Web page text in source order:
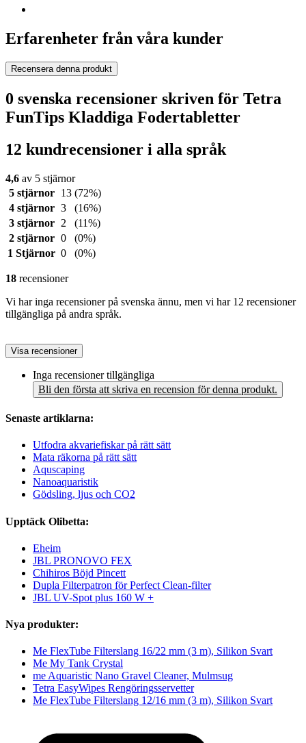
Erfarenheter från våra kunder
Recensera denna produkt
0 svenska recensioner skriven för Tetra
FunTips Kladdiga Fodertabletter
12 kundrecensioner i alla språk
4,6 av 5 stjärnor
5 stjärnor
13 (72%)
4 stjärnor 3
(16%)
3 stjärnor
2
(11%)
2 stjärnor 0
(0%)
1 Stjärnor 0 (0%)
18 recensioner
Vi har inga recensioner på svenska ännu, men vi har 12 recensioner
tillgängliga på andra språk.
Visa recensioner
Inga recensioner tillgängliga
Bli den första att skriva en recension för denna produkt.
Senaste artiklarna:
Utfodra akvariefiskar på rätt sätt
Mata räkorna på rätt sätt
Aquscaping
Nanoaquaristik
Gödsling, ljus och CO2
Upptäck Olibetta:
Eheim
JBL PRONOVO FEX
Chihiros Böjd Pincett
Dupla Filterpatron för Perfect Clean-filter
JBL UV-Spot plus 160 W +
Nya produkter:
Me FlexTube Filterslang 16/22 mm (3 m), Silikon Svart
Me My Tank Crystal
me Aquaristic Nano Gravel Cleaner, Mulmsug
Tetra EasyWipes Rengöringsservetter
Me FlexTube Filterslang 12/16 mm (3 m), Silikon Svart